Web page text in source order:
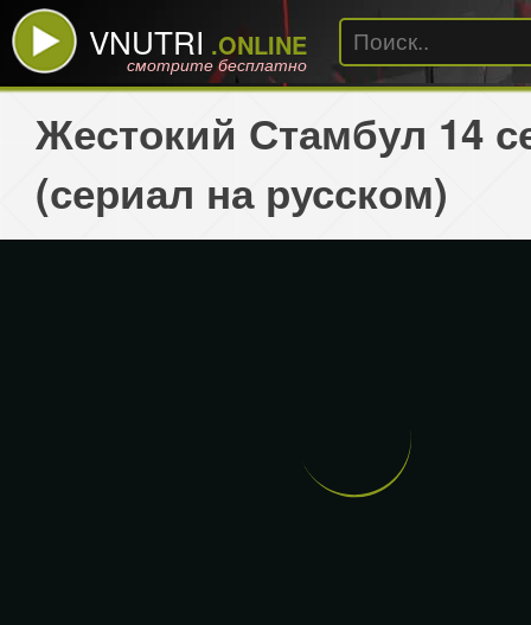
VNUTRI .ONLINE
смотрите бесплатно
Жестокий Стамбул 14
(сериал на русском)